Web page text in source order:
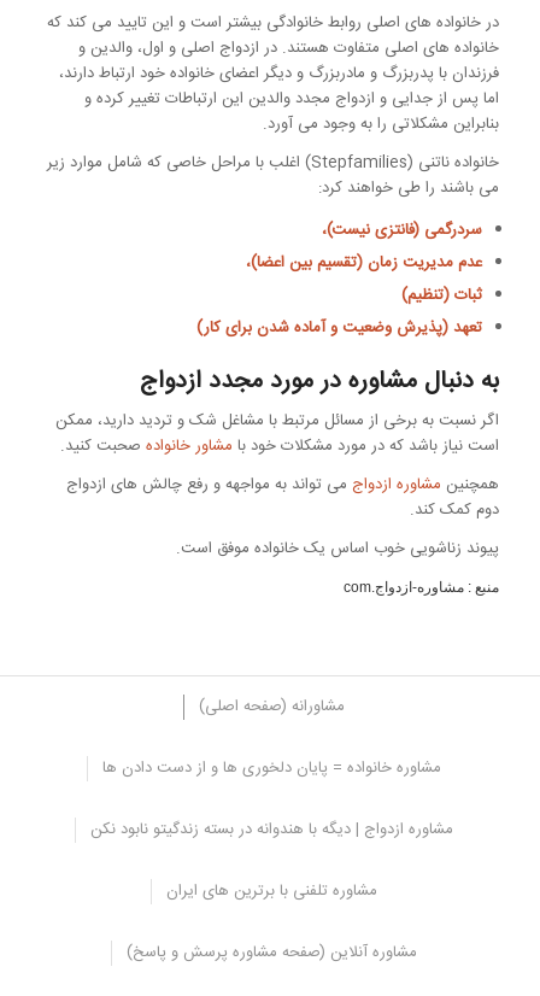
در خانواده های اصلی روابط خانوادگی بیشتر است و این تایید می کند که
خانواده های اصلی متفاوت هستند. در ازدواج اصلی و اول، والدین و
فرزندان با پدربزرگ و مادربزرگ و دیگر اعضای خانواده خود ارتباط دارند،
اما پس از جدایی و ازدواج مجدد والدین این ارتباطات تغییر کرده و
بنابراین مشکلاتی را به وجود می آورد.
خانواده ناتنی (Stepfamilies) اغلب با مراحل خاصی که شامل موارد زیر
می باشند را طی خواهند کرد:
سردرگمی (فانتزی نیست)،
عدم مدیریت زمان (تقسیم بین اعضا)،
ثبات (تنظیم)
تعهد (پذیرش وضعیت و آماده شدن برای کار)
به دنبال مشاوره در مورد مجدد ازدواج
اگر نسبت به برخی از مسائل مرتبط با مشاغل شک و تردید دارید، ممکن
است نیاز باشد که در مورد مشکلات خود با مشاور خانوادهصحبت کنید.
همچنین مشاوره ازدواج می تواند به مواجهه و رفع چالش های ازدواج
دوم کمک کند.
پیوند زناشویی خوب اساس یک خانواده موفق است.
منبع : مشاوره-ازدواج.com
مشاورانه (صفحه اصلی)
مشاوره خانواده = پایان دلخوری ها و از دست دادن ها
مشاوره ازدواج | دیگه با هندوانه در بسته زندگیتو نابود نکن
مشاوره تلفنی با برترین های ایران
مشاوره آنلاین (صفحه مشاوره پرسش و پاسخ)